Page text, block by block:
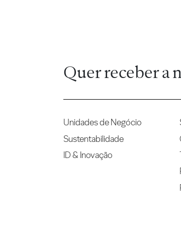
Quer receber a
Unidades de Negócio
Sustentabilidade
ID & Inovação